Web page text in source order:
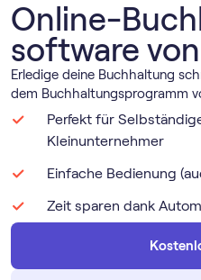
Online-
software
Erledige deine Buchhaltung
dem Buchhaltungsprogramm
Perfekt für
Kleinunternehmer
Einfache Bedienung
Zeit sparen dank